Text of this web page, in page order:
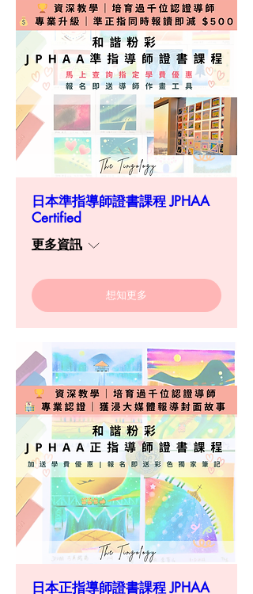
日本準指導師證書課程 JPHAA
Certified
更多資訊
想知更多
日本正指導師證書課程 JPHAA